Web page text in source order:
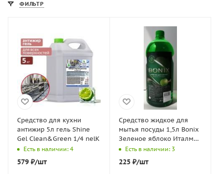
ФИЛЬТР
Средство для кухни
антижир 5л гель Shine
Gel Clean&Green 1/4 nelK
Есть в наличии: 4
579 ₽/шт
Средство жидкое для
мытья посуды 1,5л Bonix
Зеленое яблоко Италмас
1/12Есть в наличии: 3
225₽/шт